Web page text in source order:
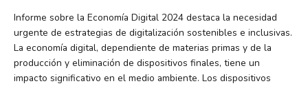
Informe sobre la Economía Digital 2024 destaca la necesidad
urgente de estrategias de digitalización sostenibles e inclusivas.
La economía digital, dependiente de materias primas y de la
producción y eliminación de dispositivos finales, tiene un
impacto significativo en el medio ambiente. Los dispositivos